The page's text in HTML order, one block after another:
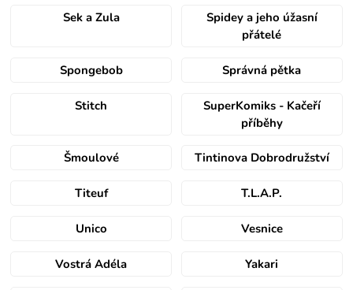
Sek a Zula
Spidey a jeho úžasní
přátelé
Spongebob Správná pětka
Stitch
SuperKomiks - Kačeří
příběhy
Šmoulové Tintinova Dobrodružství
Titeuf T.L.A.P.
Unico Vesnice
Vostrá Adéla Yakari